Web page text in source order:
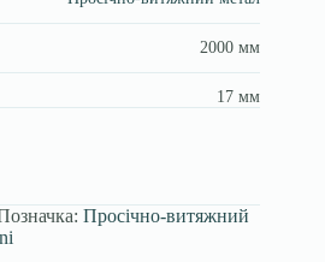
2000 мм
17 мм
Просічно-витяжний